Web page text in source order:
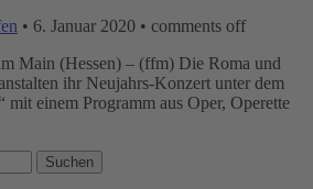
• 6. Januar 2020 • comments off
Main (Hessen) – (ffm) Die Roma und
ihr Neujahrs-Konzert unter dem
einem Programm aus Oper, Operette